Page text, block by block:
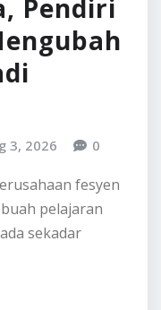
Bisnis
Pendiri
3, 2026
fesyen
pelajaran